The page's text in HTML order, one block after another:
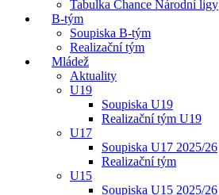
Tabulka Chance Národní ligy
B-tým
Soupiska B-tým
Realizační tým
Mládež
Aktuality
U19
Soupiska U19
Realizační tým U19
U17
Soupiska U17 2025/26
Realizační tým
U15
Soupiska U15 2025/26